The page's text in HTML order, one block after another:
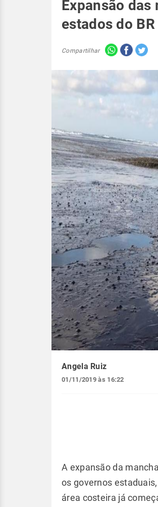
Expansão
estados do BR
Compartilhar
Angela Ruiz
01/11/2019 às 16:22
A expansão da
os governos
área costeira já